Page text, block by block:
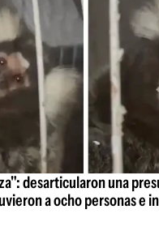
desarticularon una
a ocho personas e